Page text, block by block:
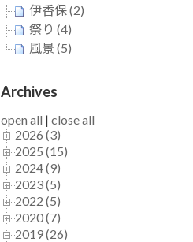
伊香保 (2)
祭り (4)
風景 (5)
Archives
open all |close all
2026 (3)
2025 (15)
2024 (9)
2023 (5)
2022 (5)
2020 (7)
2019 (26)